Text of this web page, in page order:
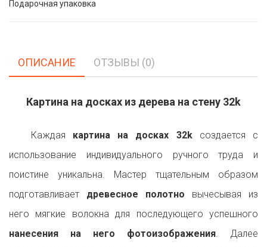
Подарочная упаковка
ОПИСАНИЕ ОТЗЫВЫ (0)
Картина на досках из дерева на стену 32k
Каждая картина на досках 32kсоздается с
использование индивидуального ручного труда и
поистине уникальна. Мастер тщательным образом
подготавливает древесное полотно вычесывая из
него мягкие волокна для последующего успешного
нанесения на него фотоизображения. Далее